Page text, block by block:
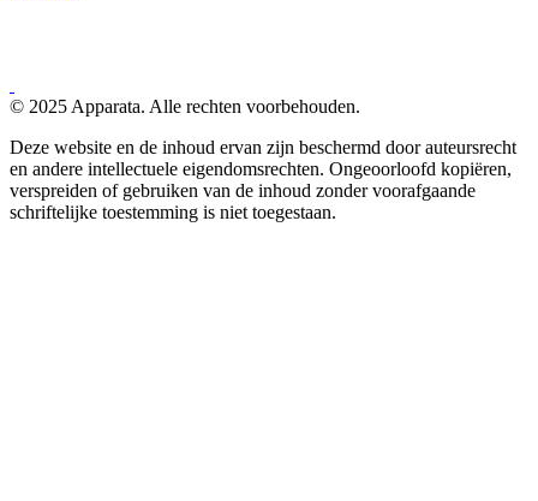
© 2025 Apparata. Alle rechten voorbehouden.
Deze website en de inhoud ervan zijn beschermd door auteursrecht
en andere intellectuele eigendomsrechten. Ongeoorloofd kopiëren,
verspreiden of gebruiken van de inhoud zonder voorafgaande
schriftelijke toestemming is niet toegestaan.